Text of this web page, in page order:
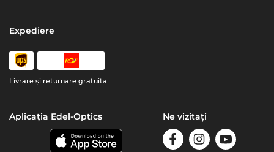
Expediere
Livrare şi returnare gratuita
Aplicația Edel-Optics Ne vizitați